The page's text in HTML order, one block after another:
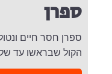
ספרן
ספרן חסר חיים
הקול שבראשו עד